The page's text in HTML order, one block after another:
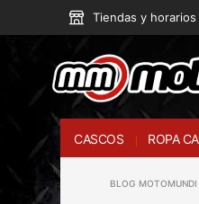
Tiendas y horarios
CASCOS ROPA
BLOG MOTOMUNDI